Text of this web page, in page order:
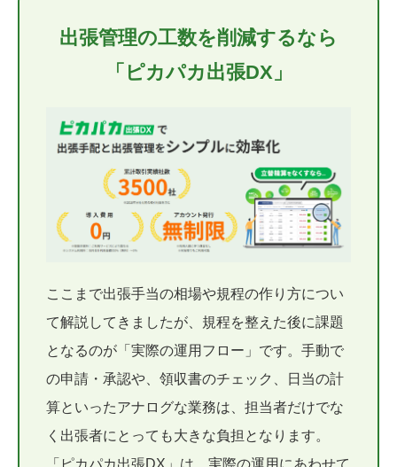
出張管理の工数を削減するなら
「ピカパカ出張DX」
ここまで出張手当の相場や規程の作り方につい
て解説してきましたが、規程を整えた後に課題
となるのが「実際の運用フロー」です。手動で
の申請・承認や、領収書のチェック、日当の計
算といったアナログな業務は、担当者だけでな
く出張者にとっても大きな負担となります。
「ピカパカ出張DX」は、実際の運用にあわせて